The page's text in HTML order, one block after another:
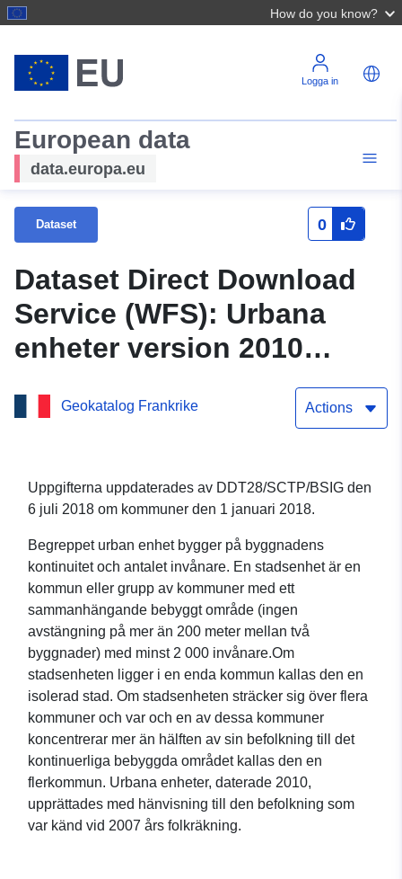
How do you know?
Logga in
European data
data.europa.eu
Dataset 0
Dataset Direct Download
Service (WFS): Urbana
enheter version 2010
enligt INSEE, i Eure-et-Loir
(28), om kommunerna 2018
Geokatalog Frankrike Actions
Uppgifterna uppdaterades av DDT28/SCTP/BSIG den
6 juli 2018 om kommuner den 1 januari 2018.
Begreppet urban enhet bygger på byggnadens
kontinuitet och antalet invånare. En stadsenhet är en
kommun eller grupp av kommuner med ett
sammanhängande bebyggt område (ingen
avstängning på mer än 200 meter mellan två
byggnader) med minst 2 000 invånare.Om
stadsenheten ligger i en enda kommun kallas den en
isolerad stad. Om stadsenheten sträcker sig över flera
kommuner och var och en av dessa kommuner
koncentrerar mer än hälften av sin befolkning till det
kontinuerliga bebyggda området kallas den en
flerkommun. Urbana enheter, daterade 2010,
upprättades med hänvisning till den befolkning som
var känd vid 2007 års folkräkning.